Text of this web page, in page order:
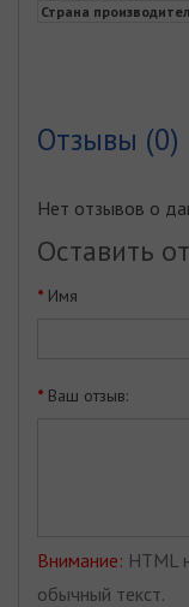
Страна
Отзывы (0)
Нет отзывов о
Оставить
Имя
Ваш отзыв:
Внимание: HTML
обычный текст.